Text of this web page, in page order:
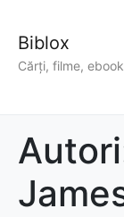
Biblox
Cărți, filme,